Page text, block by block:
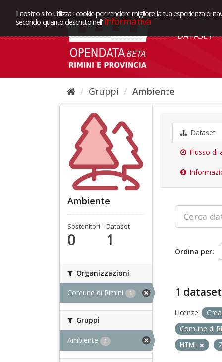
Il nostro sito utilizza i cookie per rendere migliore la tua esperienza di
secondo quanto descritto nell' Informativa
DATASET
Gruppi Ambiente
Ambiente
Sostenitori
0
Dataset
1
Organizzazioni
Comune di Rimini 1
Gruppi
Ambiente 1
Dataset
Flusso di
Ordina per
1
Licenze:
Comune di
HTML